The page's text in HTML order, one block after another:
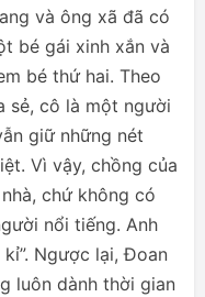
và ông xã đã có
bé gái xinh xắn và
bé thứ hai. Theo
sẻ, cô là một người
giữ những nét
Vì vậy, chồng của
chứ không có
nổi tiếng. Anh
Ngược lại, Đoan
luôn dành thời gian